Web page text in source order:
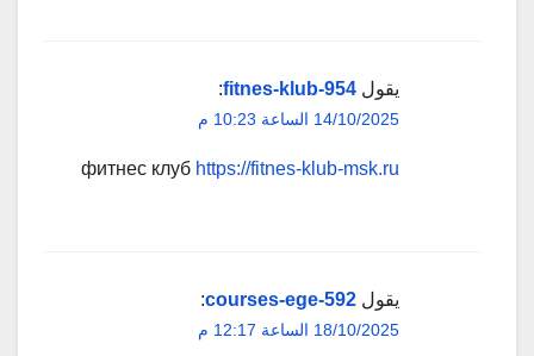
يقول fitnes-klub-954
:
14/10/2025 الساعة 10:23 م
фитнес клуб https://fitnes-klub-msk.ru
يقول courses-ege-592
:
18/10/2025 الساعة 12:17 م